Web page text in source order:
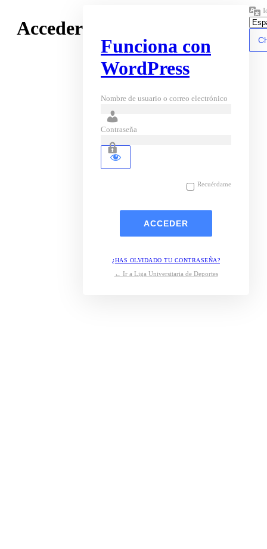
Acceder
Funciona con
WordPress
Nombre de usuario o correo electrónico
Contraseña
Recuérdame
¿HAS OLVIDADO TU CONTRASEÑA?
← Ir a Liga Universitaria de Deportes